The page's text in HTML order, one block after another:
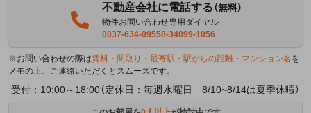
不動産会社に電話する（無料）
物件お問い合わせ専用ダイヤル
0037-634-09558-34099-1056
※お問い合わせの際は賃料・間取り・最寄駅・駅からの距離・マンション名 を
メモの上、ご連絡いただくとスムーズです。
受付：10:00～18:00（定休日：毎週水曜日 8/10~8/14は夏季休暇）